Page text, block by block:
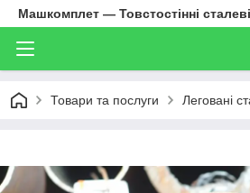
Машкомплет — Товстостінні
Товари та послуги Леговані